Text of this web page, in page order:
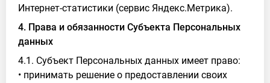
Интернет-статистики (сервис Яндекс.Метрика).
4. Права и обязанности Субъекта Персональных
данных
4.1. Субъект Персональных данных имеет право:
• принимать решение о предоставлении своих